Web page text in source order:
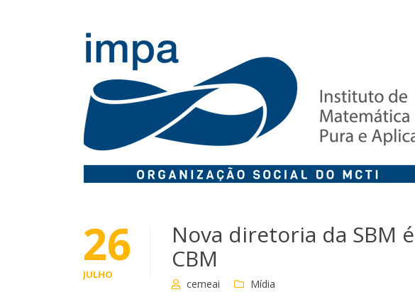
26
JULHO
Nova diretoria da SBM
CBM
cemeai Mídia